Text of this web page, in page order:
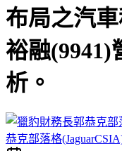
布局之汽
裕融(9941)
析。
恭克部落格